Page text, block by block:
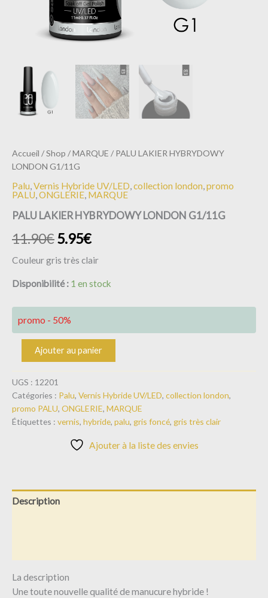
Accueil /Shop /MARQUE / PALU LAKIER HYBRYDOWY
LONDON G1/11G
Palu,Vernis Hybride UV/LED,collection london,promo
PALU,ONGLERIE, MARQUE
PALU LAKIER HYBRYDOWY LONDON G1/11G
11.90€5.95€
Couleur gris très clair
Disponibilité : 1 en stock
promo - 50%
Ajouter au panier
UGS : 12201
Catégories : Palu, Vernis Hybride UV/LED, collection london,
promo PALU, ONGLERIE, MARQUE
Étiquettes : vernis, hybride, palu, gris foncé, gris très clair
Ajouter à la liste des envies
Description
La description
Une toute nouvelle qualité de manucure hybride !